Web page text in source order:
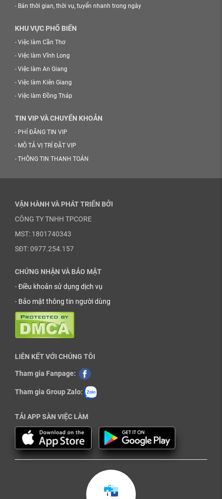
- Bán thời gian, thời vụ, tuyển nhanh trong ngày
KHU VỰC PHỔ BIẾN
- Việc làm Cần Thơ
- Việc làm Vĩnh Long
- Việc làm An Giang
- Việc làm Kiên Giang
- Việc làm Đồng Tháp
TIN VIP VÀ CHUYỂN KHOẢN
- PHÍ ĐĂNG TIN VIP
- MÔ TẢ VỊ TRÍ ĐẶT VIP
- THÔNG TIN THANH TOÁN
VẬN HÀNH VÀ PHÁT TRIỂN BỞI
CÔNG TY TNHH TPCORE
MST: 1801740343
SĐT: 0977.254.157
CHỨNG NHẬN VÀ BẢO MẬT
-Điều khoản sử dụng dịch vụ
- Bảo mật thông tin người dùng
LIÊN KẾT VỚI CHÚNG TÔI
Tham gia Fanpage:
Tham gia Group Zalo:
TẢI APP SÀN VIỆC LÀM